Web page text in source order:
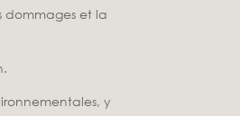
dommages et la
y